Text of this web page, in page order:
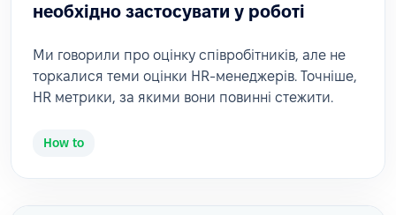
необхідно застосувати у роботі
Ми говорили про оцінку співробітників, але не
торкалися теми оцінки HR-менеджерів. Точніше,
HR метрики, за якими вони повинні стежити.
How to